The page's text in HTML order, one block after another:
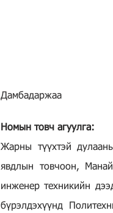
Дамбадаржаа
Номын товч агуулга:
Жарны түүхтэй
явдлын товчоон,
инженер техникийн
бүрэлдэхүүнд